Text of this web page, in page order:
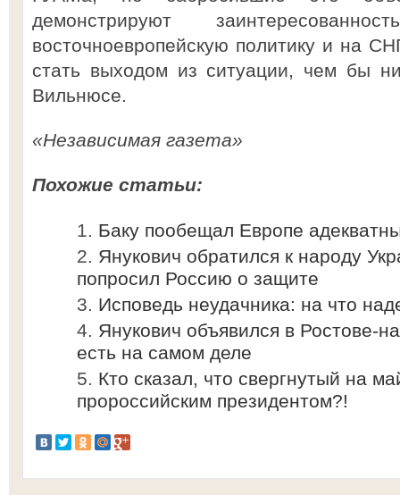
демонстрируют
восточноевропейскую политику и на
стать выходом из ситуации, чем бы
Вильнюсе.
«Независимая газета»
Похожие статьи:
Баку пообещал Европе
Янукович обратился к народу
попросил Россию о защите
Исповедь неудачника: на что
Янукович объявился в Ростове-
есть на самом деле
Кто сказал, что свергнутый на
пророссийским президентом?!